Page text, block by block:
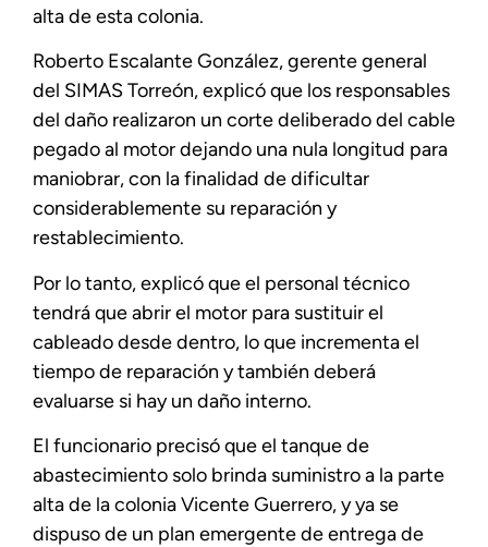
alta de esta colonia.
Roberto Escalante González, gerente general
del SIMAS Torreón, explicó que los responsables
del daño realizaron un corte deliberado del cable
pegado al motor dejando una nula longitud para
maniobrar, con la finalidad de dificultar
considerablemente su reparación y
restablecimiento.
Por lo tanto, explicó que el personal técnico
tendrá que abrir el motor para sustituir el
cableado desde dentro, lo que incrementa el
tiempo de reparación y también deberá
evaluarse si hay un daño interno.
El funcionario precisó que el tanque de
abastecimiento solo brinda suministro a la parte
alta de la colonia Vicente Guerrero, y ya se
dispuso de un plan emergente de entrega de